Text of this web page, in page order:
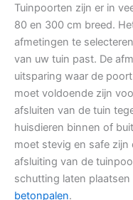
Tuinpoorten zijn er in
80 en 300 cm breed.
afmetingen te
van uw tuin past. De
uitsparing waar de
moet voldoende zijn
afsluiten van de tuin
huisdieren binnen of
moet stevig en safe
afsluiting van de
schutting laten
betonpalen.